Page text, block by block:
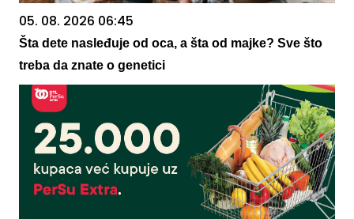
05. 08. 2026 06:45
Šta dete nasleđuje od oca, a šta od majke? Sve što
treba da znate o genetici